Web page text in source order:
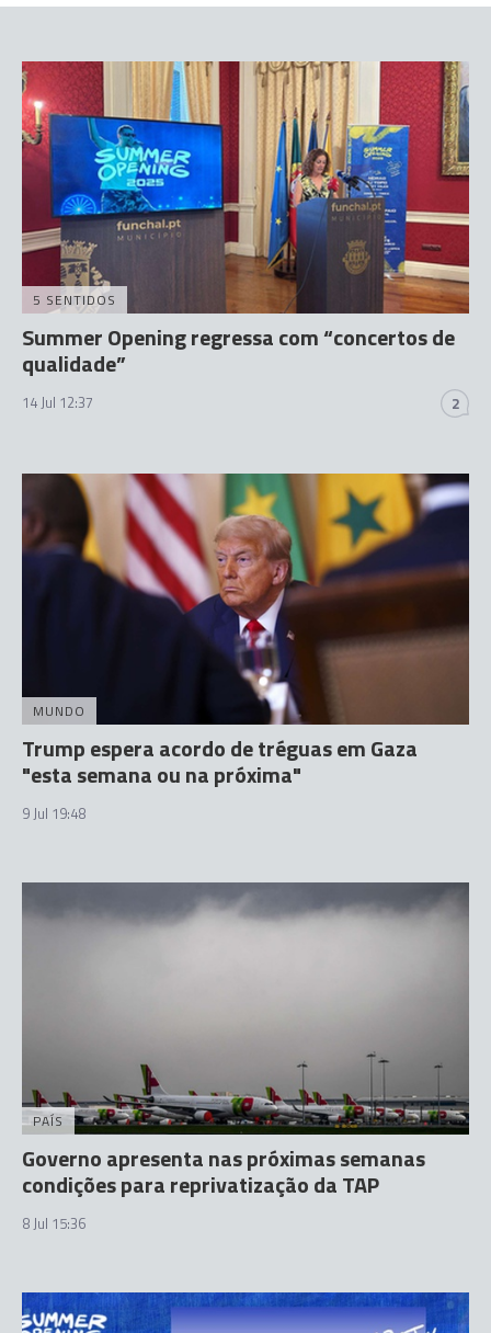
5 SENTIDOS
Summer Opening regressa com “concertos de
qualidade”
14 Jul 12:37 2
MUNDO
Trump espera acordo de tréguas em Gaza
"esta semana ou na próxima"
9 Jul 19:48
PAÍS
Governo apresenta nas próximas semanas
condições para reprivatização da TAP
8 Jul 15:36